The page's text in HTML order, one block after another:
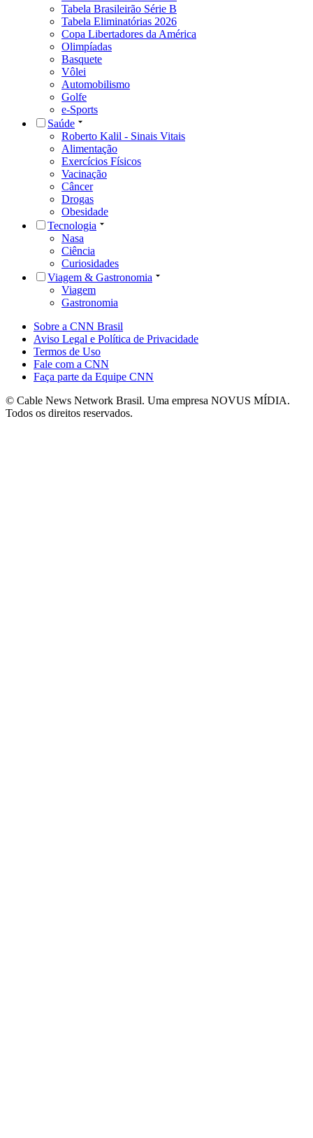
Tabela Brasileirão Série B
Tabela Eliminatórias 2026
Copa Libertadores da América
Olimpíadas
Basquete
Vôlei
Automobilismo
Golfe
e-Sports
Saúde
Roberto Kalil - Sinais Vitais
Alimentação
Exercícios Físicos
Vacinação
Câncer
Drogas
Obesidade
Tecnologia
Nasa
Ciência
Curiosidades
Viagem & Gastronomia
Viagem
Gastronomia
Sobre a CNN Brasil
Aviso Legal e Política de Privacidade
Termos de Uso
Fale com a CNN
Faça parte da Equipe CNN
© Cable News Network Brasil. Uma empresa NOVUS MÍDIA.
Todos os direitos reservados.